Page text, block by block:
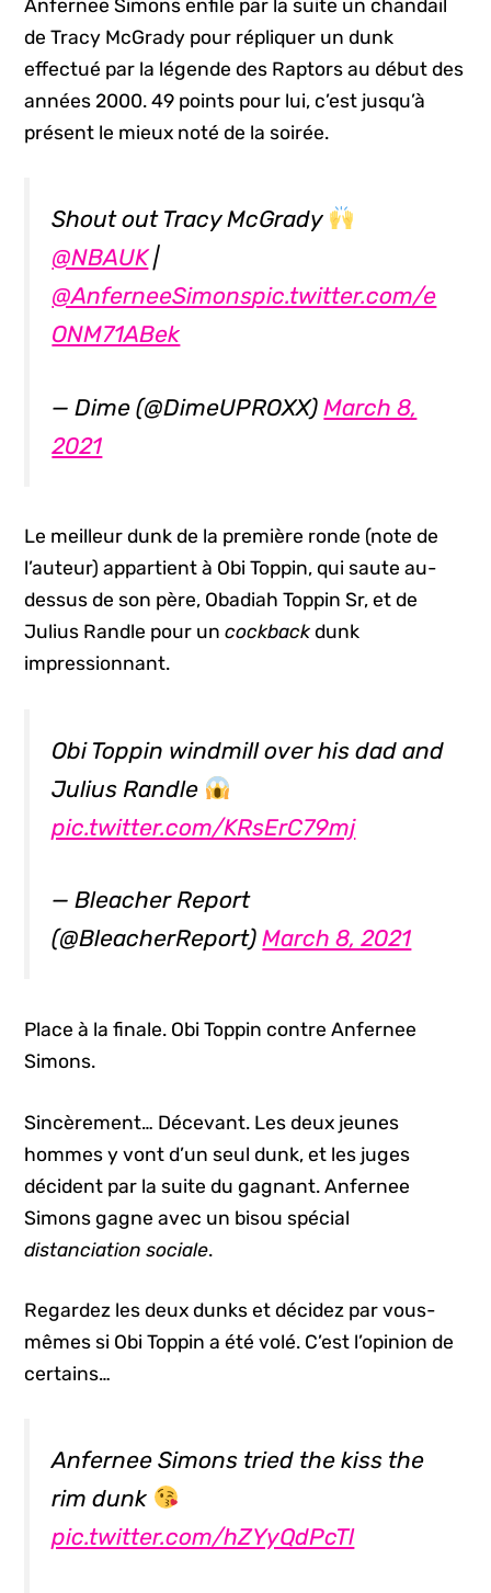
Anfernee Simons enfile par la suite un chandail
de Tracy McGrady pour répliquer un dunk
effectué par la légende des Raptors au début des
années 2000. 49 points pour lui, c’est jusqu’à
présent le mieux noté de la soirée.
Shout out Tracy McGrady
@NBAUK|
@AnferneeSimonspic.twitter.com/e
ONM71ABek
— Dime (@DimeUPROXX)March 8,
2021
Le meilleur dunk de la première ronde (note de
l’auteur) appartient à Obi Toppin, qui saute au-
dessus de son père, Obadiah Toppin Sr, et de
Julius Randle pour uncockbackdunk
impressionnant.
Obi Toppin windmill over his dad and
Julius Randle
pic.twitter.com/KRsErC79mj
— Bleacher Report
(@BleacherReport)March 8, 2021
Place à la finale. Obi Toppin contre Anfernee
Simons.
Sincèrement… Décevant. Les deux jeunes
hommes y vont d’un seul dunk, et les juges
décident par la suite du gagnant. Anfernee
Simons gagne avec un bisou spécial
distanciation sociale.
Regardez les deux dunks et décidez par vous-
mêmes si Obi Toppin a été volé. C’est l’opinion de
certains…
Anfernee Simons tried the kiss the
rim dunk
pic.twitter.com/hZYyQdPcTl